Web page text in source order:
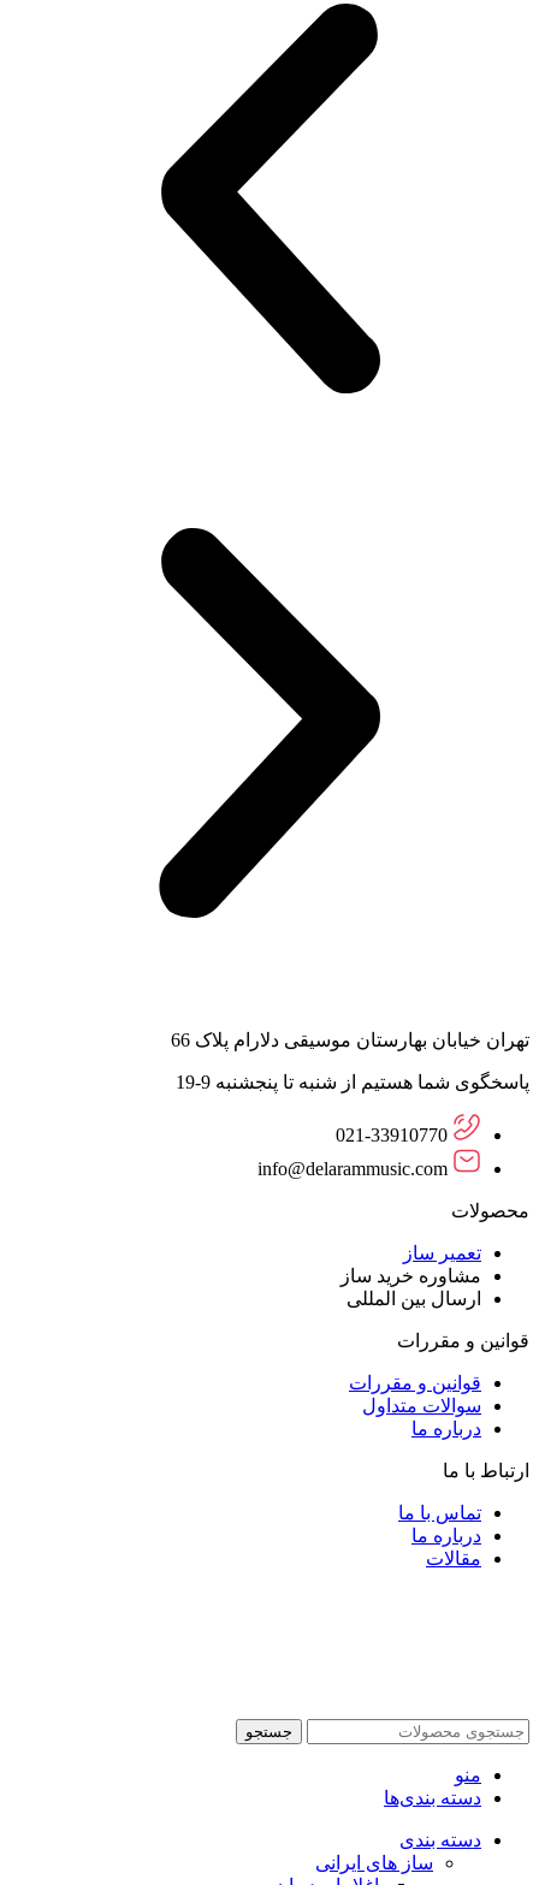
تهران خیابان بهارستان موسیقی دلارام پلاک 66
پاسخگوی شما هستیم از شنبه تا پنجشنبه 9-19
021-33910770
info@delarammusic.com
محصولات
تعمیر ساز
مشاوره خرید ساز
ارسال بین المللی
قوانین و مقررات
قوانین و مقررات
سوالات متداول
درباره ما
ارتباط با ما
تماس با ما
درباره ما
مقالات
جستجو
منو
دسته بندی‌ها
دسته بندی
ساز های ایرانی